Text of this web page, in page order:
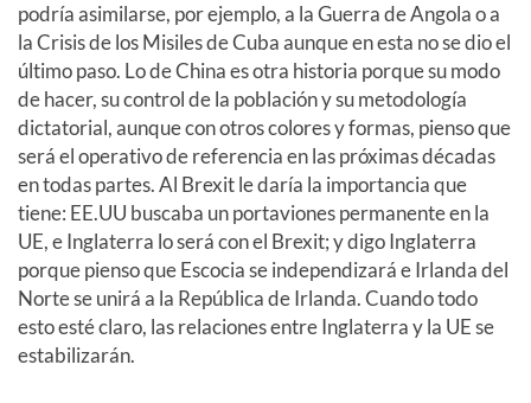
podría asimilarse, por ejemplo, a la Guerra de Angola o a
la Crisis de los Misiles de Cuba aunque en esta no se dio el
último paso. Lo de China es otra historia porque su modo
de hacer, su control de la población y su metodología
dictatorial, aunque con otros colores y formas, pienso que
será el operativo de referencia en las próximas décadas
en todas partes. Al Brexit le daría la importancia que
tiene: EE.UU buscaba un portaviones permanente en la
UE, e Inglaterra lo será con el Brexit; y digo Inglaterra
porque pienso que Escocia se independizará e Irlanda del
Norte se unirá a la República de Irlanda. Cuando todo
esto esté claro, las relaciones entre Inglaterra y la UE se
estabilizarán.